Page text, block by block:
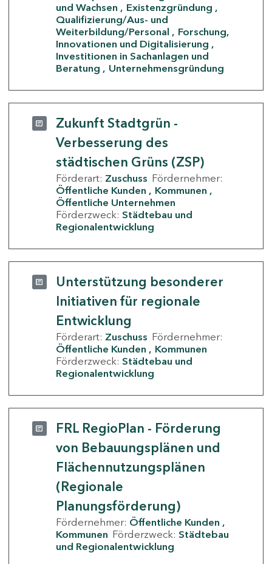
und Wachsen
Existenzgründung
Qualifizierung/Aus- und
Weiterbildung/Personal
Forschung,
Innovationen und Digitalisierung
Investitionen in Sachanlagen und
Beratung
Unternehmensgründung
Zukunft Stadtgrün -
Verbesserung des
städtischen Grüns (ZSP)
Förderart: Zuschuss Fördernehmer:
Öffentliche Kunden
Kommunen
Öffentliche Unternehmen
Förderzweck: Städtebau und
Regionalentwicklung
Unterstützung besonderer
Initiativen für regionale
Entwicklung
Förderart: Zuschuss Fördernehmer:
Öffentliche Kunden
Kommunen
Förderzweck: Städtebau und
Regionalentwicklung
FRL RegioPlan - Förderung
von Bebauungsplänen und
Flächennutzungsplänen
(Regionale
Planungsförderung)
Fördernehmer: Öffentliche Kunden
Kommunen Förderzweck: Städtebau
und Regionalentwicklung